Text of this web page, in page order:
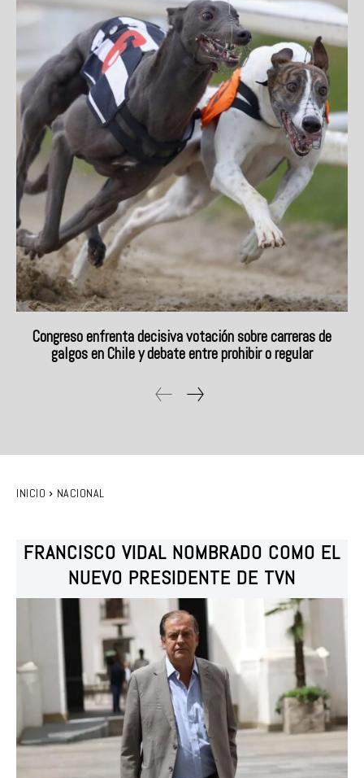
Congreso enfrenta decisiva votación sobre carreras de
galgos en Chile y debate entre prohibir o regular